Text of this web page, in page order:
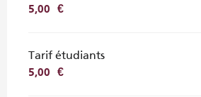
5,00 €
Tarif étudiants
5,00 €